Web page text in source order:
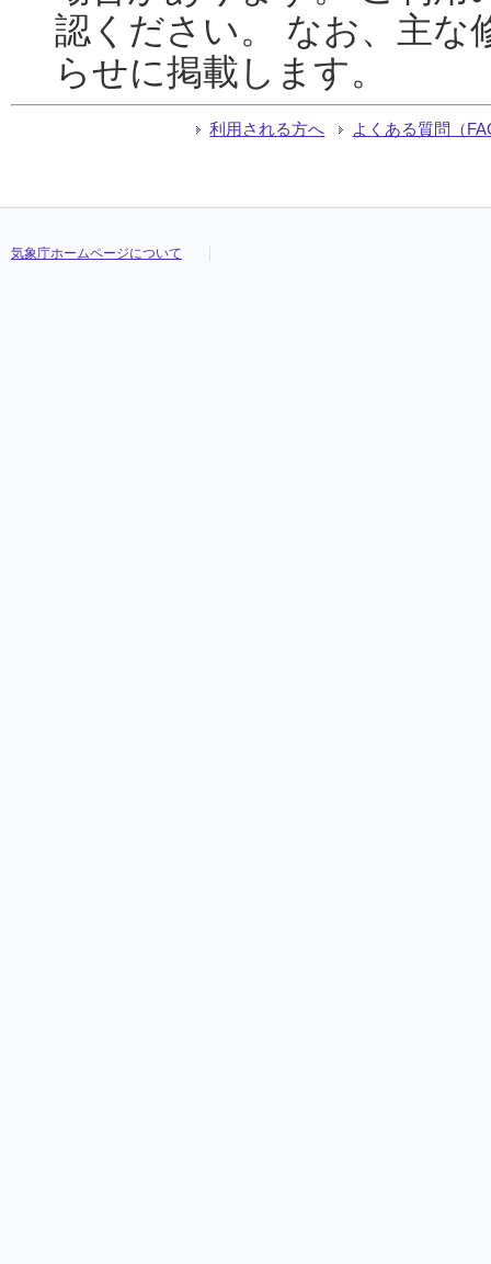
認ください。 なお、主な
らせに掲載します。
利用される方へ よくある質問（
気象庁ホームページについて